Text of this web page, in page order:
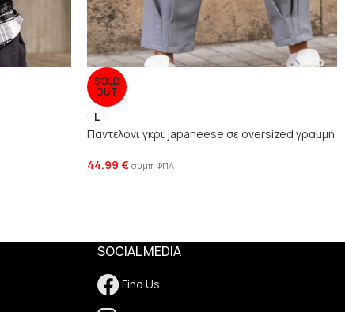
SOLD
OUT
L
Παντελόνι γκρι japaneese σε oversized γραμμή
44.99 € συμπ. ΦΠΑ
SOCIAL MEDIA
Find Us